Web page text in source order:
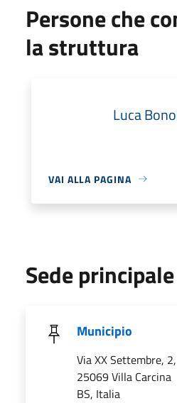
Persone che
la struttura
Luca
VAI ALLA PAGINA
Sede principale
Municipio
Via XX Settembre, 2,
25069 Villa Carcina
BS, Italia